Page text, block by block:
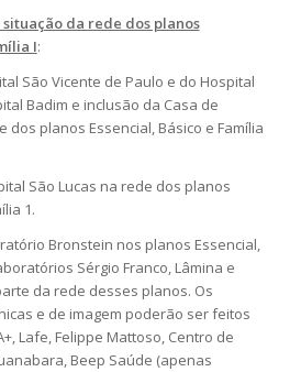
da rede dos planos
I:
São Vicente de Paulo e do Hospital
Badim e inclusão da Casa de
dos planos Essencial, Básico e Família
São Lucas na rede dos planos
1.
Bronstein nos planos Essencial,
Sérgio Franco, Lâmina e
da rede desses planos. Os
e de imagem poderão ser feitos
Lafe, Felippe Mattoso, Centro de
Beep Saúde (apenas